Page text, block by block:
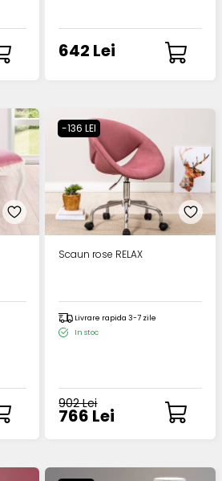
642 Lei
-136 LEI
Scaun rose RELAX
Livrare rapida 3-7 zile
In stoc
902 Lei
766 Lei